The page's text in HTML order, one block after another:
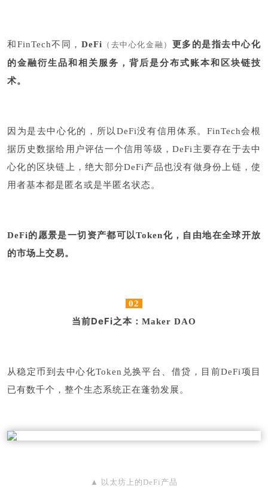
和FinTech不同， DeFi （去中心化金融） 更多的是指去中心化
的金融衍生品和相关服务，背后是分布式账本和区块链技
术。
因为是去中心化的，所以DeFi没有信用体系。FinTech会根
据历史数据给用户评估一个信用等级，DeFi主要存在于去中
心化的区块链上，绝大部分DeFi产品也没有做身份上链，使
用者基本都是匿名或是半匿名状态。
DeFi的愿景是一切资产都可以Token化，自由地在全球开放
的市场上交易。
02
当前DeFi之本 ：Maker DAO
从稳定币到去中心化Token兑换平台、借贷，目前DeFi项目
已有数千个，整个生态系统正在蓬勃发展。
▲ 以太坊上的DeFi产品